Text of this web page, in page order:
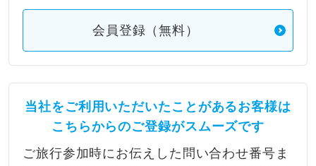
会員登録（無料）
当社をご利用いただいたことがあるお客様は
こちらからのご登録がスムーズです
ご旅行参加時にお伝えした問い合わせ番号ま